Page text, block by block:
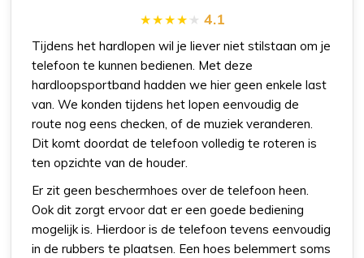
4.1
Tijdens het hardlopen wil je liever niet stilstaan om je
telefoon te kunnen bedienen. Met deze
hardloopsportband hadden we hier geen enkele last
van. We konden tijdens het lopen eenvoudig de
route nog eens checken, of de muziek veranderen.
Dit komt doordat de telefoon volledig te roteren is
ten opzichte van de houder.
Er zit geen beschermhoes over de telefoon heen.
Ook dit zorgt ervoor dat er een goede bediening
mogelijk is. Hierdoor is de telefoon tevens eenvoudig
in de rubbers te plaatsen. Een hoes belemmert soms